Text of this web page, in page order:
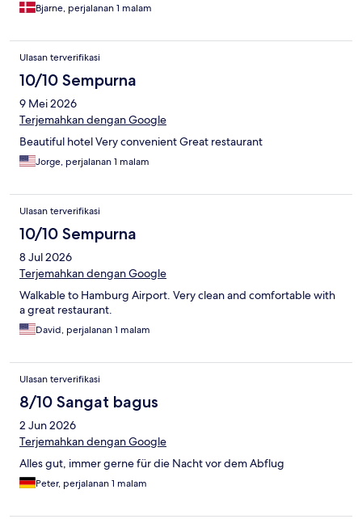
Bjarne, perjalanan 1 malam
Ulasan terverifikasi
10/10 Sempurna
9 Mei 2026
Terjemahkan dengan Google
Beautiful hotel Very convenient Great restaurant
Jorge, perjalanan 1 malam
Ulasan terverifikasi
10/10 Sempurna
8 Jul 2026
Terjemahkan dengan Google
Walkable to Hamburg Airport. Very clean and comfortable with
a great restaurant.
David, perjalanan 1 malam
Ulasan terverifikasi
8/10 Sangat bagus
2 Jun 2026
Terjemahkan dengan Google
Alles gut, immer gerne für die Nacht vor dem Abflug
Peter, perjalanan 1 malam